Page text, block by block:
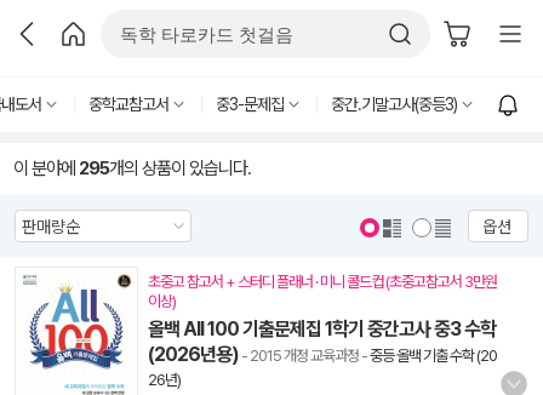
도서 중학교참고서 중3-문제집 중간.기말고사(중등3)
이 분야에 295개의 상품이 있습니다.
옵션
초중고 참고서 + 스터디 플래너 · 미니 콜드컵 (초중고참고서 3만원
이상)
올백 All 100 기출문제집 1학기 중간고사 중3 수학
(2026년용) - 2015 개정 교육과정 -중등 올백 기출 수학 (20
26년)